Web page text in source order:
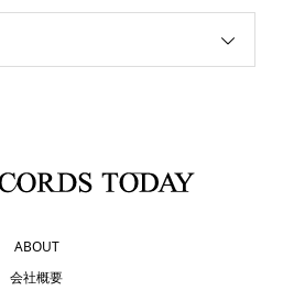
ABOUT
会社概要